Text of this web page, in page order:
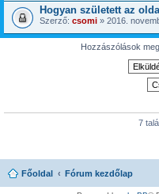
Hogyan született az
Szerző: csomi » 2016.
Hozzászólások
7
Főoldal Fórum kezdőlap